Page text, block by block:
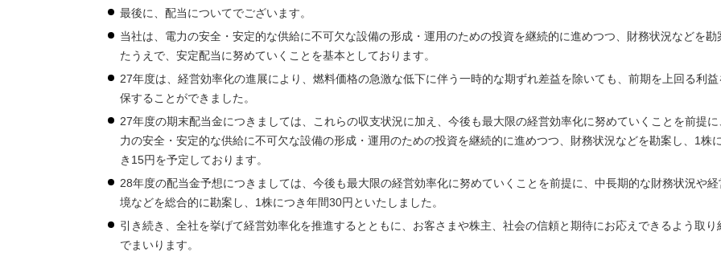
最後に、配当についてでございます。
当社は、電力の安全・安定的な供給に不可欠な設備の形成・運用のための投資を継続的に進めつつ、財務状況などを勘
たうえで、安定配当に努めていくことを基本としております。
27年度は、経営効率化の進展により、燃料価格の急激な低下に伴う一時的な期ずれ差益を除いても、前期を上回る利益
保することができました。
27年度の期末配当金につきましては、これらの収支状況に加え、今後も最大限の経営効率化に努めていくことを前提に
力の安全・安定的な供給に不可欠な設備の形成・運用のための投資を継続的に進めつつ、財務状況などを勘案し、1株
き15円を予定しております。
28年度の配当金予想につきましては、今後も最大限の経営効率化に努めていくことを前提に、中長期的な財務状況や経
境などを総合的に勘案し、1株につき年間30円といたしました。
引き続き、全社を挙げて経営効率化を推進するとともに、お客さまや株主、社会の信頼と期待にお応えできるよう取り
でまいります。